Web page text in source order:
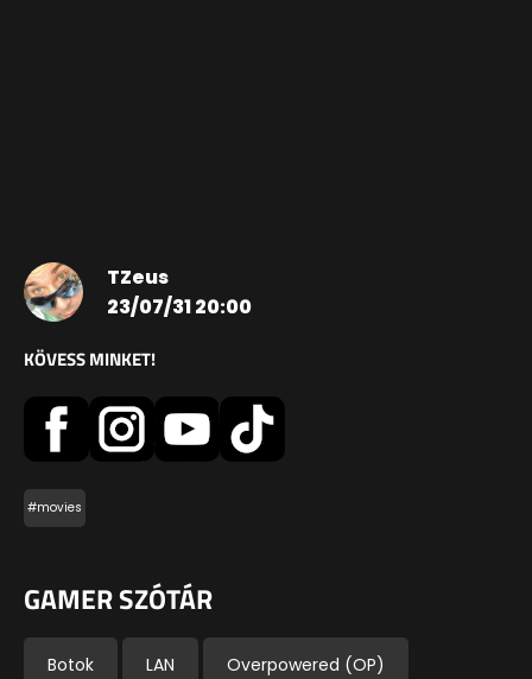
TZeus
23/07/31 20:00
KÖVESS MINKET!
#movies
GAMER SZÓTÁR
Botok LAN Overpowered (OP)